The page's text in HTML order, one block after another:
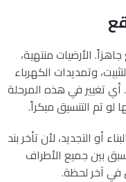
الأرضيات منتهية،
وتمديدات الكهرباء
تغيير في هذه المرحلة
تم التنسيق مبكراً.
التجديد، لأن تأخر بند
بين جميع الأطراف
في آخر لحظة.